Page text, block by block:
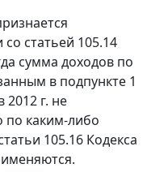
статьей 105.14
сумма доходов по
в подпункте 1
2012 г. не
по каким-либо
105.16 Кодекса